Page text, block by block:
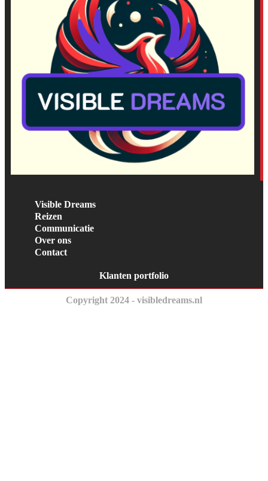
Visible Dreams
Reizen
Communicatie
Over ons
Contact
Klanten portfolio
Copyright 2024 - visibledreams.nl